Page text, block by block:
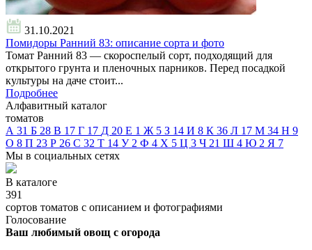
31.10.2021
Помидоры Ранний 83: описание сорта и фото
Томат Ранний 83 — скороспелый сорт, подходящий для
открытого грунта и пленочных парников. Перед посадкой
культуры на даче стоит...
Подробнее
Алфавитный каталог
томатов
А 31 Б 28 В 17 Г 17 Д 20 Е 1 Ж 5 З 14 И 8 К 36 Л 17 М 34 Н 9
О 8 П 23 Р 26 С 32 Т 14 У 2 Ф 4 Х 5 Ц 3 Ч 21 Ш 4 Ю 2 Я 7
Мы в социальных сетях
В каталоге
391
сортов томатов с описанием и фотографиями
Голосование
Ваш любимый овощ с огорода